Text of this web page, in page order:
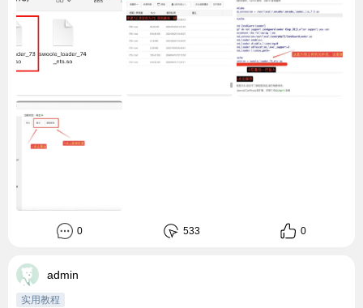
0 533 0
admin
实用教程